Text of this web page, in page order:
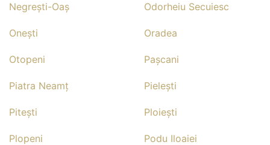
Negreşti-Oaş Odorheiu Secuiesc
Oneşti Oradea
Otopeni Paşcani
Piatra Neamţ Pieleşti
Piteşti Ploieşti
Plopeni Podu Iloaiei